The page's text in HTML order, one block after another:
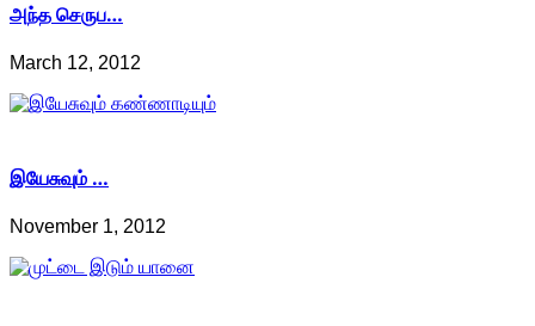
அந்த செருப…
March 12, 2012
இயேசுவும் …
November 1, 2012